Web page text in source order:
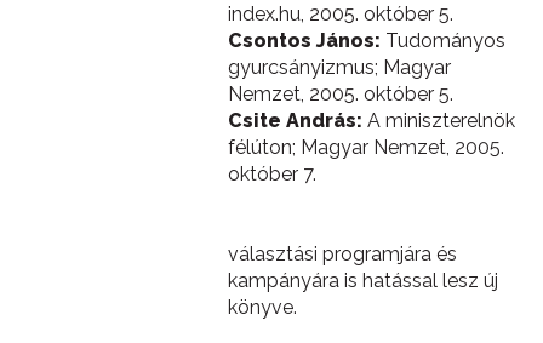
index.hu, 2005. október 5.
Csontos János: Tudományos
gyurcsányizmus; Magyar
Nemzet, 2005. október 5.
Csite András: A miniszterelnök
félúton; Magyar Nemzet, 2005.
október 7.
választási programjára és
kampányára is hatással lesz új
könyve.